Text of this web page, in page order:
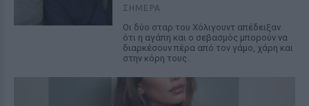
ΣΉΜΕΡΑ
Οι δύο σταρ του Χόλιγουντ απέδειξαν
ότι η αγάπη και ο σεβασμός μπορούν να
διαρκέσουν πέρα από τον γάμο, χάρη και
στην κόρη τους.